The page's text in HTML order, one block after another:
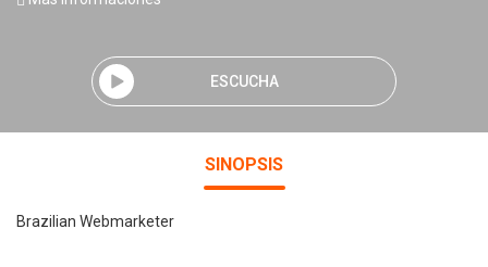
ESCUCHA
SINOPSIS
Brazilian Webmarketer